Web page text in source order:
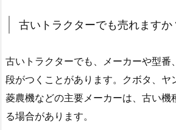
古いトラクターでも売れますか
古いトラクターでも、メーカーや型番
段がつくことがあります。クボタ、ヤ
菱農機などの主要メーカーは、古い機
る場合があります。